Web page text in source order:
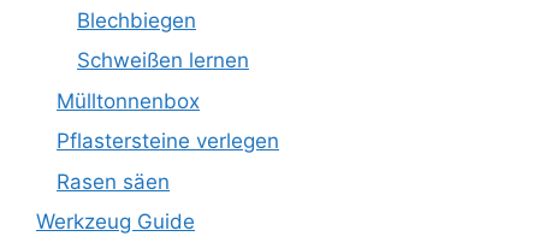
Blechbiegen
Schweißen lernen
Mülltonnenbox
Pflastersteine verlegen
Rasen säen
Werkzeug Guide